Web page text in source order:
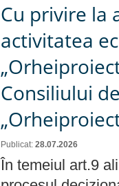
Cu privire la
activitatea
Consiliului
Publicat: 28.07.2026
În temeiul art.9